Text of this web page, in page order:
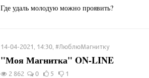
Где удаль молодую можно проявить?
14-04-2021, 14:30, #ЛюблюМагнитку
"Моя Магнитка" ON-LINE
2 862 0 5 1